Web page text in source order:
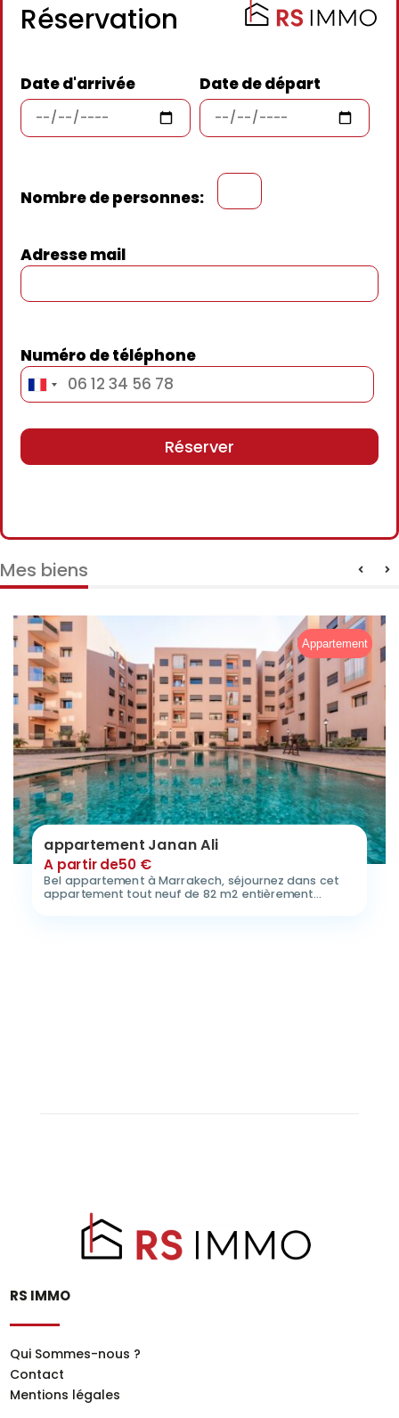
Réservation
Date d'arrivée Date de départ
Nombre de personnes:
Adresse mail
Numéro de téléphone
Mes biens
Appartement
appartement Janan Ali
A partir de50 €
Bel appartement à Marrakech, séjournez dans cet
appartement tout neuf de 82 m2 entièrement
RS IMMO
Qui Sommes-nous ?
Contact
Mentions légales